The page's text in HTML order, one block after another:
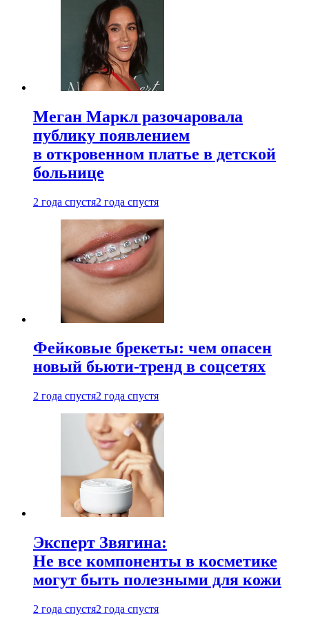
Меган Маркл разочаровала
публику появлением
в откровенном платье в детской
больнице
2 года спустя2 года спустя
Фейковые брекеты: чем опасен
новый бьюти-тренд в соцсетях
2 года спустя2 года спустя
Эксперт Звягина:
Не все компоненты в косметике
могут быть полезными для кожи
2 года спустя2 года спустя